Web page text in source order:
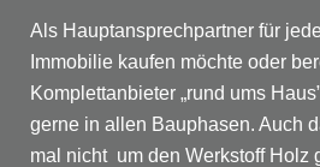
Als Hauptansprechpartner für
Immobilie kaufen möchte oder
Komplettanbieter „rund ums
gerne in allen Bauphasen. Auch
mal nicht um den Werkstoff Holz